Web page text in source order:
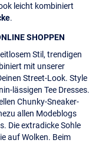
leicht kombiniert
.
SHOPPEN
Stil, trendigen
mit unserer
Street-Look. Style
lässigen Tee Dresses.
Chunky-Sneaker-
allen Modeblogs
Die extradicke Sohle
auf Wolken. Beim